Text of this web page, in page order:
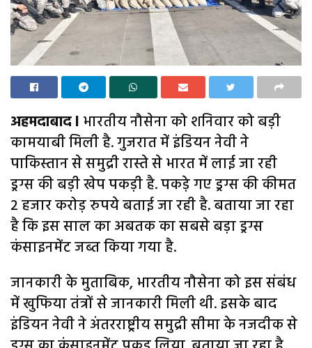
अहमदाबाद l भारतीय नौसेना को शनिवार को बड़ी
कामयाबी मिली है. गुजरात में इंडियन नेवी ने
पाकिस्तान से समुद्री रास्ते से भारत में लाई जा रही
ड्रग्स की बड़ी खेप पकड़ी है. पकड़े गए ड्रग्स की कीमत
2 हजार करोड़ रुपये बताई जा रही है. बताया जा रहा
है कि इस साल का अबतक का सबसे बड़ा ड्रग्स
कंसाइनमेंट जब्त किया गया है.
जानकारी के मुताबिक, भारतीय नौसेना को इस संबंध
में खुफिया तंत्रों से जानकारी मिली थी. इसके बाद
इंडियन नेवी ने अंतरराष्ट्रीय समुद्री सीमा के नजदीक से